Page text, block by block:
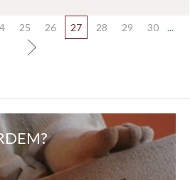
25 26 27 28 29 30 ...